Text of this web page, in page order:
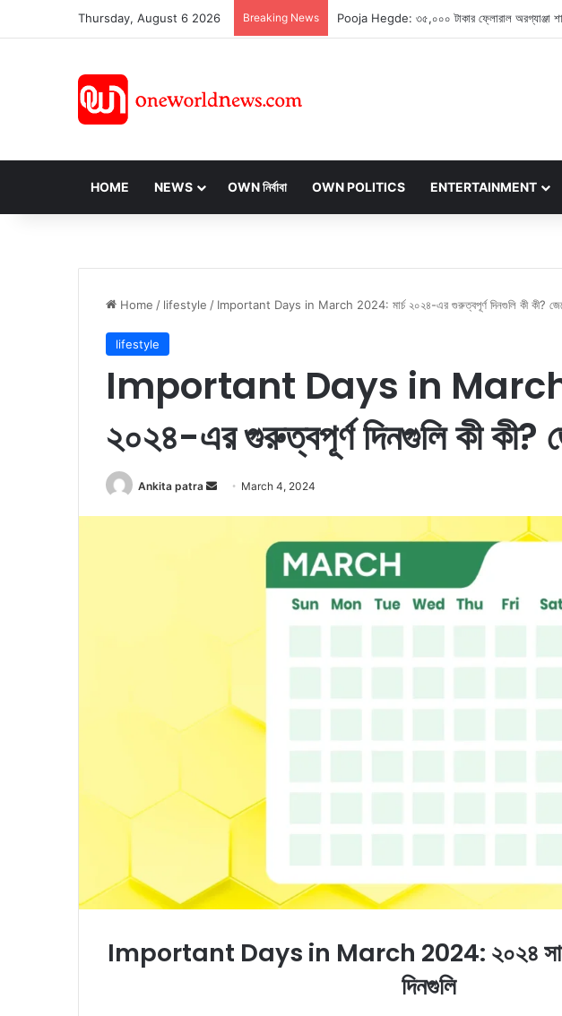
Thursday, August 6 2026 Breaking News
HOME NEWS OWN নির্বাবা OWN POLITICS ENTERTAINMENT
Home / lifestyle / Important Days in March 2024: মার্চ ২০২৪-এর গুরুত্বপূর্ণ দিনগুলি কী কী?
lifestyle
Important Days in March
২০২৪-এর গুরুত্বপূর্ণ দিনগুলি কী কী?
Ankita patra March 4, 2024
Important Days in March 2024: ২০২৪
দিনগুলি